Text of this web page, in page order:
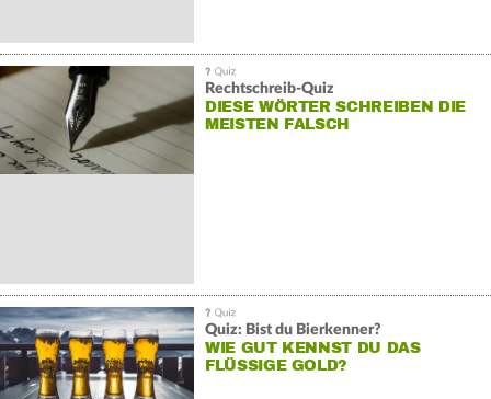
Rechtschreib-Quiz
DIESE WÖRTER SCHREIBEN DIE
MEISTEN FALSCH
Quiz: Bist du Bierkenner?
WIE GUT KENNST DU DAS
FLÜSSIGE GOLD?